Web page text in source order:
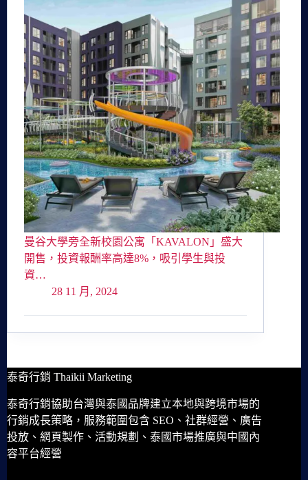
曼谷大學旁全新校園公寓「KAVALON」盛大
開售，投資報酬率高達8%，吸引學生與投
資…
28 11 月, 2024
泰奇行銷 Thaikii Marketing
泰奇行銷協助台灣與泰國品牌建立本地與跨境市場的
行銷成長策略，服務範圍包含 SEO、社群經營、廣告
投放、網頁製作、活動規劃、泰國市場推廣與中國內
容平台經營